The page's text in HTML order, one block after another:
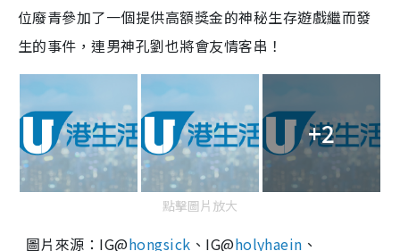
位廢青參加了一個提供高額獎金的神秘生存遊戲繼而發
生的事件，連男神孔劉也將會友情客串 ！
+2
點擊圖片放大
圖片來源：IG@hongsick 、IG@holyhaein 、